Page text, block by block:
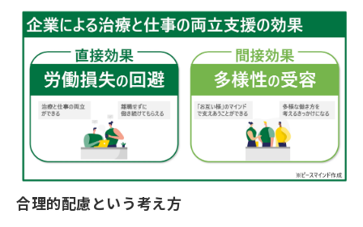
合理的配慮という考え方